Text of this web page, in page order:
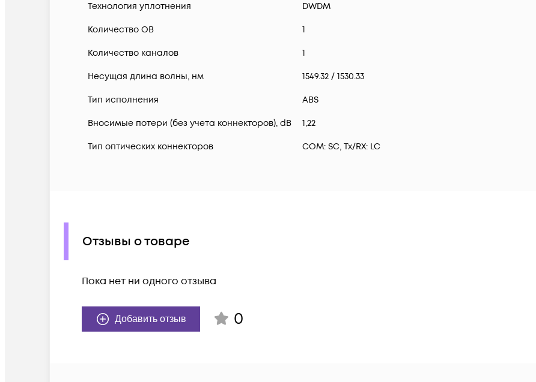
Технология уплотнения
DWDM
Количество ОВ 1
Количество каналов 1
Несущая длина волны, нм 1549.32 / 1530.33
Тип исполнения ABS
Вносимые потери (без учета коннекторов), dB 1,22
Тип оптических коннекторов COM: SC, Tx/RX: LC
Отзывы о товаре
Пока нет ни одного отзыва
Добавить отзыв 0